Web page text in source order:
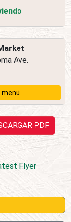
Ave.
menú
PDF